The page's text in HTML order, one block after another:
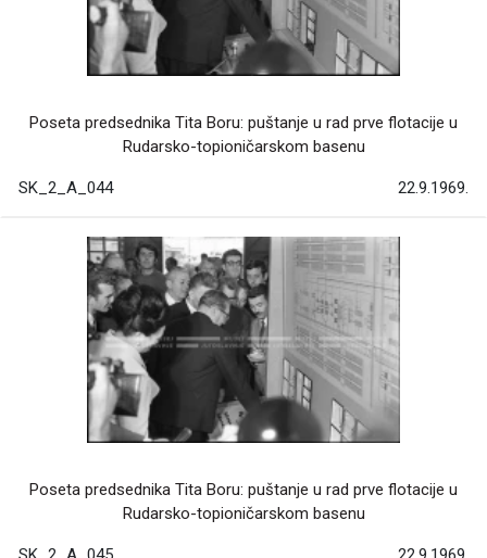
Poseta predsednika Tita Boru: puštanje u rad prve flotacije u
Rudarsko-topioničarskom basenu
SK_2_A_044 22.9.1969.
Poseta predsednika Tita Boru: puštanje u rad prve flotacije u
Rudarsko-topioničarskom basenu